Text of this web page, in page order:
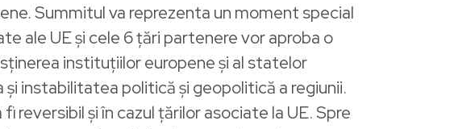
Summitul va reprezenta un moment special
ale UE și cele 6 țări partenere vor aproba o
instituțiilor europene și al statelor
instabilitatea politică și geopolitică a regiunii.
reversibil și în cazul țărilor asociate la UE. Spre